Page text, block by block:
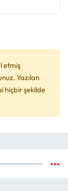
etmiş
Yazılan
hiçbir şekilde